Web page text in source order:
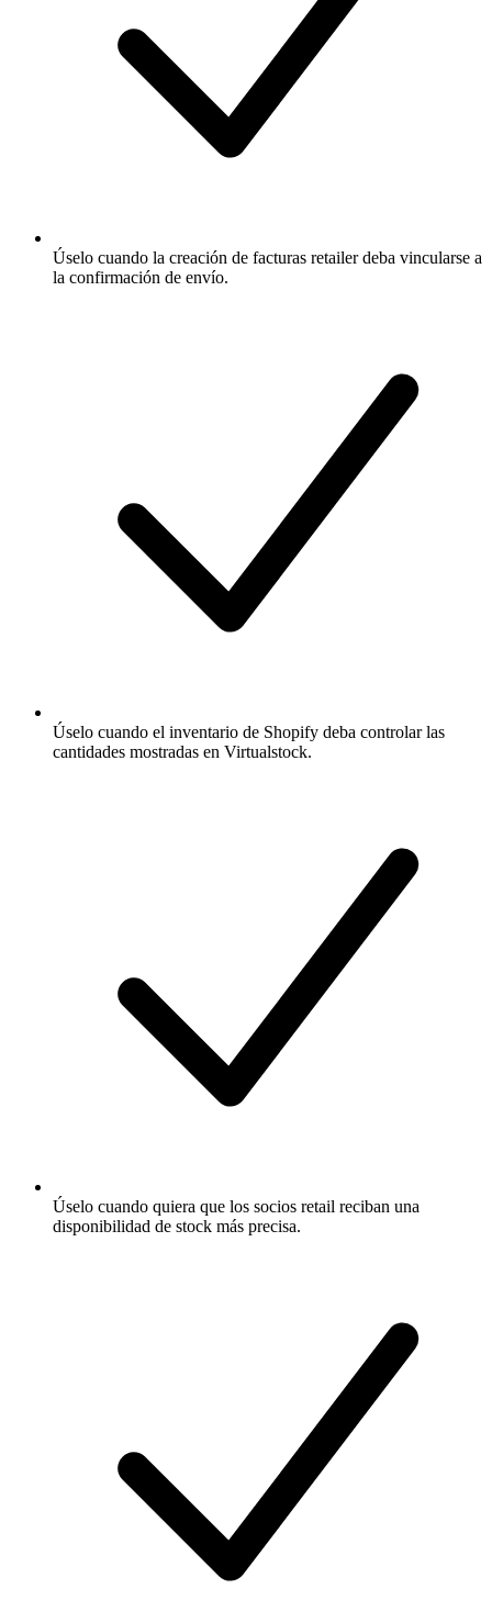
Úselo cuando la creación de facturas retailer deba vincularse a
la confirmación de envío.
Úselo cuando el inventario de Shopify deba controlar las
cantidades mostradas en Virtualstock.
Úselo cuando quiera que los socios retail reciban una
disponibilidad de stock más precisa.